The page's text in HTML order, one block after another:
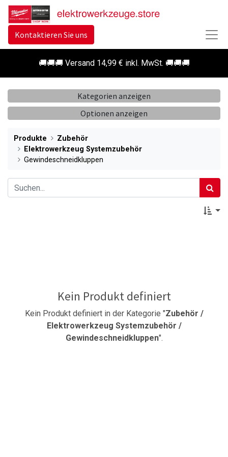
Kontaktieren Sie uns
🚚🚚🚚 Versand 14,99 € inkl. MwSt. 🚚🚚🚚
Kategorien anzeigen
Optionen anzeigen
Produkte
Zubehör
Elektrowerkzeug Systemzubehör
Gewindeschneidkluppen
Kein Produkt definiert
Kein Produkt definiert in der Kategorie "Zubehör /
Elektrowerkzeug Systemzubehör /
Gewindeschneidkluppen".